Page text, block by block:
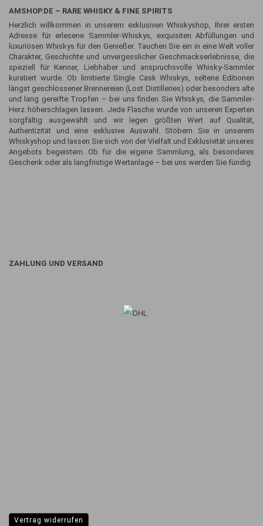
AMSHOP.DE – RARE WHISKY & FINE SPIRITS
Herzlich willkommen in unserem exklusiven Whiskyshop, Ihrer ersten
Adresse für erlesene Sammler-Whiskys, exquisiten Abfüllungen und
luxuriösen Whiskys für den Genießer. Tauchen Sie ein in eine Welt voller
Charakter, Geschichte und unvergesslicher Geschmackserlebnisse, die
speziell für Kenner, Liebhaber und anspruchsvolle Whisky-Sammler
kuratiert wurde. Ob limitierte Single Cask Whiskys, seltene Editionen
längst geschlossener Brennereien (Lost Distilleries) oder besonders alte
und lang gereifte Tropfen – bei uns finden Sie Whiskys, die Sammler-
Herz höherschlagen lassen. Jede Flasche wurde von unseren Experten
sorgfältig ausgewählt und wir legen größten Wert auf Qualität,
Authentizität und eine exklusive Auswahl. Stöbern Sie in unserem
Whiskyshop und lassen Sie sich von der Vielfalt und Exklusivität unseres
Angebots begeistern. Ob für die eigene Sammlung, als besonderes
Geschenk oder als langfristige Wertanlage – bei uns werden Sie fündig.
ZAHLUNG UND VERSAND
Vertrag widerrufen